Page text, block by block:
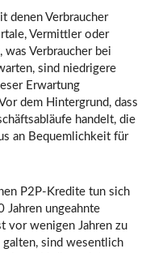
denen Verbraucher
Vermittler oder
Verbraucher bei
sind niedrigere
Erwartung
dem Hintergrund, dass
handelt, die
an Bequemlichkeit für
P2P-Kredite tun sich
Jahren ungeahnte
vor wenigen Jahren zu
sind wesentlich